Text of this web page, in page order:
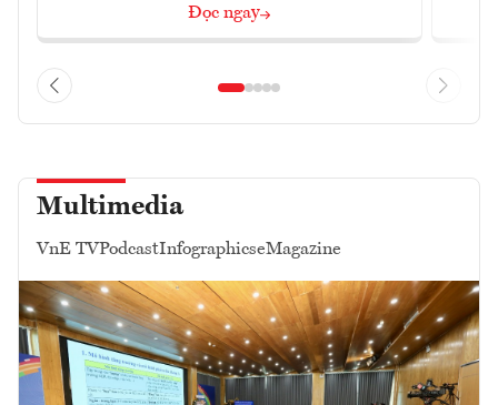
Đọc ngay
Multimedia
VnE TVPodcastInfographicseMagazine